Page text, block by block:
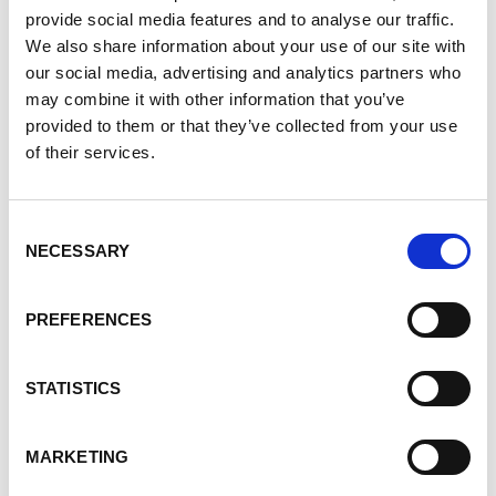
provide social media features and to analyse our traffic.
We also share information about your use of our site with
our social media, advertising and analytics partners who
may combine it with other information that you’ve
provided to them or that they’ve collected from your use
of their services.
Selection
NECESSARY
PREFERENCES
STATISTICS
MARKETING
Vivre avec la MPR peut parfois être isolant, mais
vous n’êtes pas seul. Cette communauté en ligne
vous donnera accès aux informations et aux
connexions dont vous avez besoin pour naviguer
vous pouvez trouver du soutien, de la
compréhension et de l’espoir – à tout moment, où
Nous avons hâte de partager cette nouvelle
détails, notamment la date officielle de lancement
Ensemble, bâtissons une communauté MPR plus